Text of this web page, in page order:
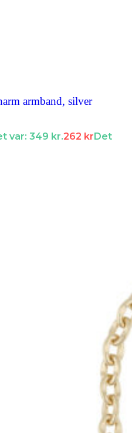
armband, silver
var: 349 kr.262 krDet